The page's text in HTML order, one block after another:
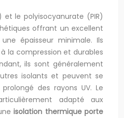
et le polyisocyanurate (PIR)
offrant un excellent
épaisseur minimale. Ils
la compression et durables
ils sont généralement
isolants et peuvent se
des rayons UV. Le
adapté aux
isolation thermique porte